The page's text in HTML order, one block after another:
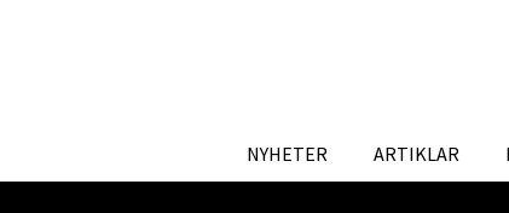
NYHETER ARTIKLAR